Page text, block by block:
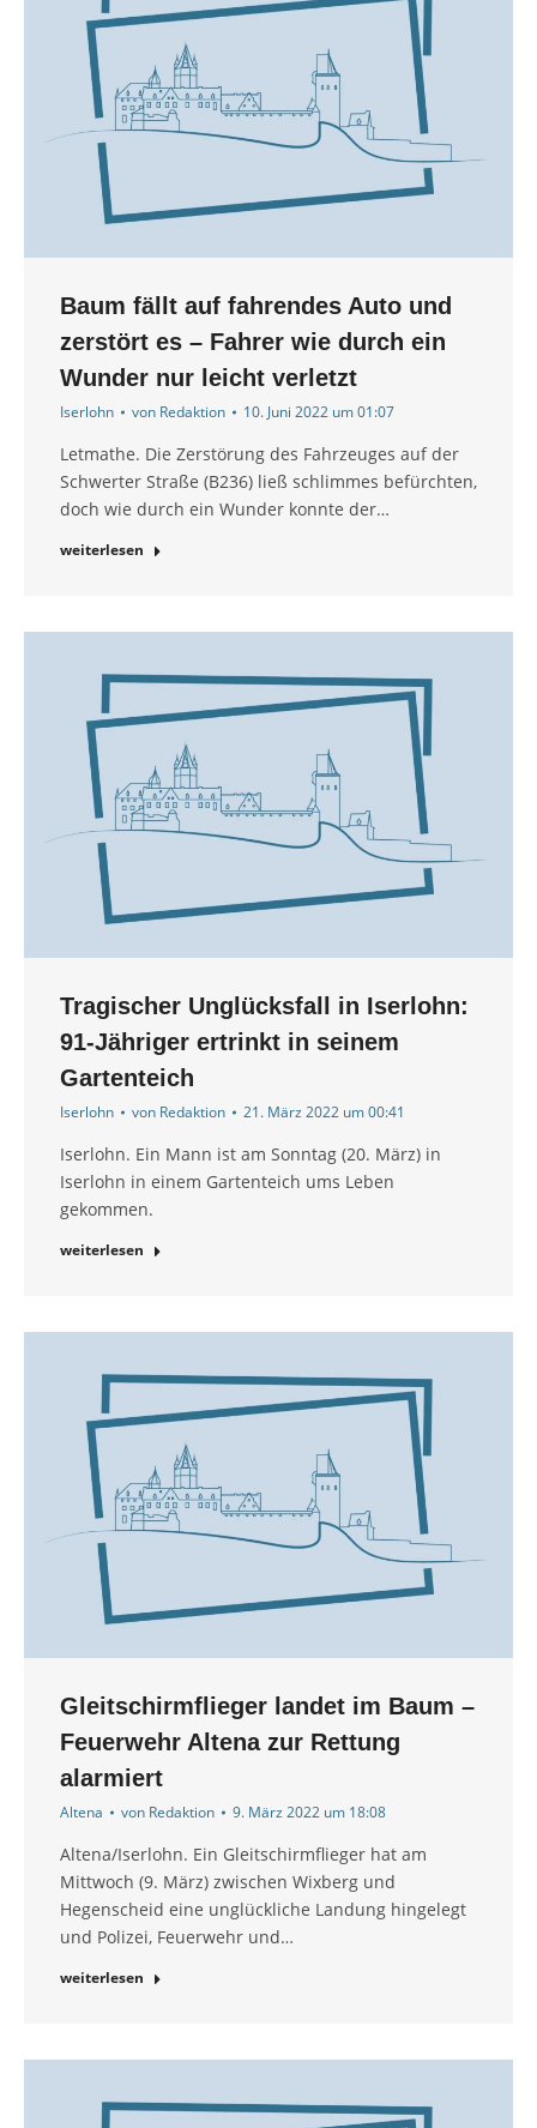
Baum fällt auf fahrendes Auto und
zerstört es – Fahrer wie durch ein
Wunder nur leicht verletzt
Iserlohn von Redaktion 10. Juni 2022 um 01:07
Letmathe. Die Zerstörung des Fahrzeuges auf der
Schwerter Straße (B236) ließ schlimmes befürchten,
doch wie durch ein Wunder konnte der…
weiterlesen
Tragischer Unglücksfall in Iserlohn:
91-Jähriger ertrinkt in seinem
Gartenteich
Iserlohn von Redaktion 21. März 2022 um 00:41
Iserlohn. Ein Mann ist am Sonntag (20. März) in
Iserlohn in einem Gartenteich ums Leben
gekommen.
weiterlesen
Gleitschirmflieger landet im Baum –
Feuerwehr Altena zur Rettung
alarmiert
Altena von Redaktion 9. März 2022 um 18:08
Altena/Iserlohn. Ein Gleitschirmflieger hat am
Mittwoch (9. März) zwischen Wixberg und
Hegenscheid eine unglückliche Landung hingelegt
und Polizei, Feuerwehr und…
weiterlesen